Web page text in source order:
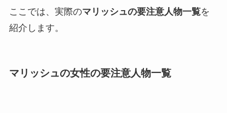
ここでは、実際のマリッシュの要注意人物一覧を
紹介します。
マリッシュの女性の要注意人物一覧